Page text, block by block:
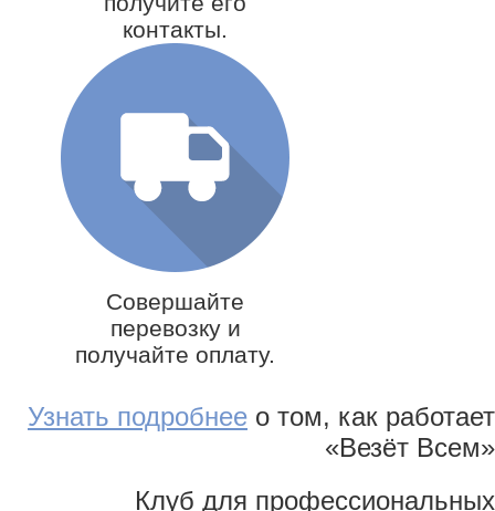
контакты.
Совершайте
перевозку и
получайте оплату.
Узнать подробнее о том, как работает
«Везёт Всем»
Клуб для профессиональных